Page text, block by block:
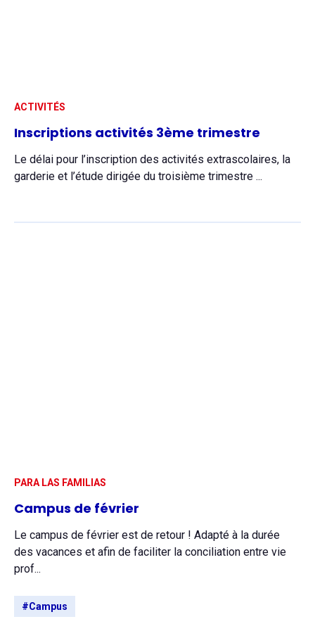
ACTIVITÉS
Inscriptions activités 3ème trimestre
Le délai pour l’inscription des activités extrascolaires, la
garderie et l’étude dirigée du troisième trimestre ...
PARA LAS FAMILIAS
Campus de février
Le campus de février est de retour ! Adapté à la durée
des vacances et afin de faciliter la conciliation entre vie
prof...
#Campus